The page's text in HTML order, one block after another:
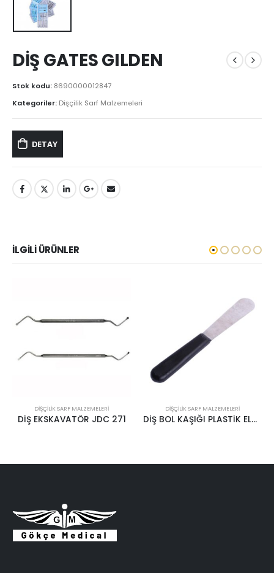
DİŞ GATES GILDEN
Stok kodu: 8690000012847
Kategoriler: Dişçilik Sarf Malzemeleri
DETAY
İLGILI ÜRÜNLER
DIŞÇILIK SARF MALZEMELERI
DİŞ EKSKAVATÖR JDC 271
DIŞÇILIK SARF MALZEMELERI
DİŞ BOL KAŞIĞI PLASTİK ELA 068